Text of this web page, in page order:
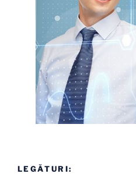
LEGĂTURI: